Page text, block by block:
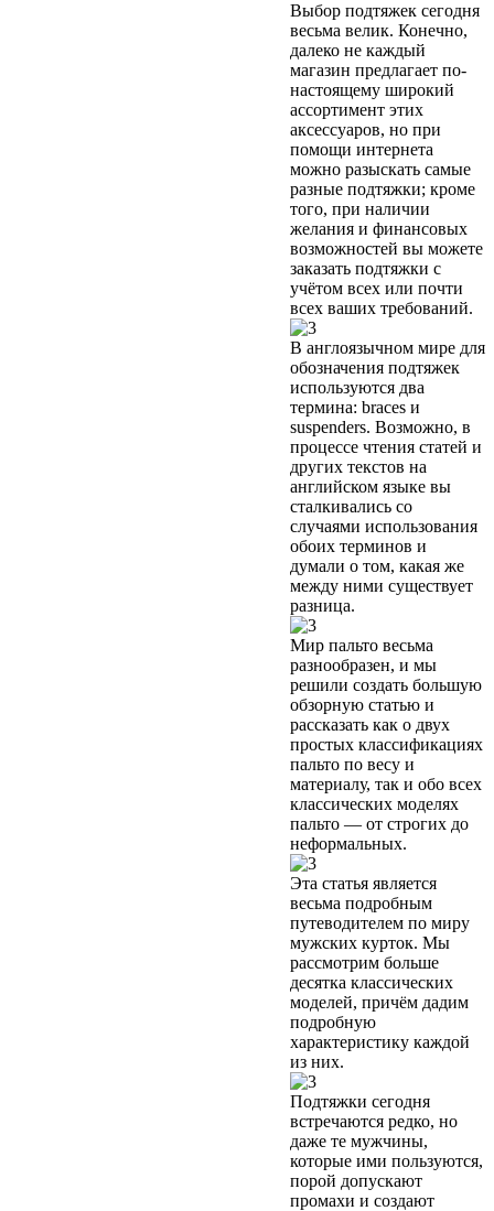
Выбор подтяжек сегодня
весьма велик. Конечно,
далеко не каждый
магазин предлагает по-
настоящему широкий
ассортимент этих
аксессуаров, но при
помощи интернета
можно разыскать самые
разные подтяжки; кроме
того, при наличии
желания и финансовых
возможностей вы можете
заказать подтяжки с
учётом всех или почти
всех ваших требований.
В англоязычном мире для
обозначения подтяжек
используются два
термина: braces и
suspenders. Возможно, в
процессе чтения статей и
других текстов на
английском языке вы
сталкивались со
случаями использования
обоих терминов и
думали о том, какая же
между ними существует
разница.
Мир пальто весьма
разнообразен, и мы
решили создать большую
обзорную статью и
рассказать как о двух
простых классификациях
пальто по весу и
материалу, так и обо всех
классических моделях
пальто — от строгих до
неформальных.
Эта статья является
весьма подробным
путеводителем по миру
мужских курток. Мы
рассмотрим больше
десятка классических
моделей, причём дадим
подробную
характеристику каждой
из них.
Подтяжки сегодня
встречаются редко, но
даже те мужчины,
которые ими пользуются,
порой допускают
промахи и создают